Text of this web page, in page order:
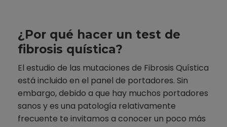
¿Por qué hacer un test de
fibrosis quística?
El estudio de las mutaciones de Fibrosis Quística
está incluido en el panel de portadores. Sin
embargo, debido a que hay muchos portadores
sanos y es una patología relativamente
frecuente te invitamos a conocer un poco más